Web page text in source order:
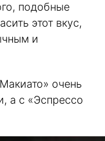
подобные
этот вкус,
и
очень
а с «Эспрессо